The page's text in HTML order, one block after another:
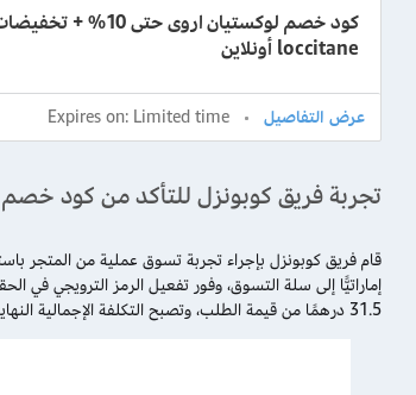
كود خصم لوكستيان
loccitane أونلاين
Expires on: Limited time
تجربة فريق كوبونزل للتأكد من كود خصم
قام فريق كوبونزل بإجراء تجربة تسوق عملية من المتجر
31.5 درهمًا من قيمة الطلب، وتصبح التكلفة الإجمالية النهاية 283.5 درهمًا إماراتيًّا كما هو موضح بالصورة.